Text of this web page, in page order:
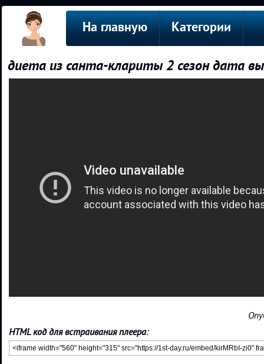
На главную Категории
диета из санта-клариты 2 сезон дата
HTML код для встраивания плеера: